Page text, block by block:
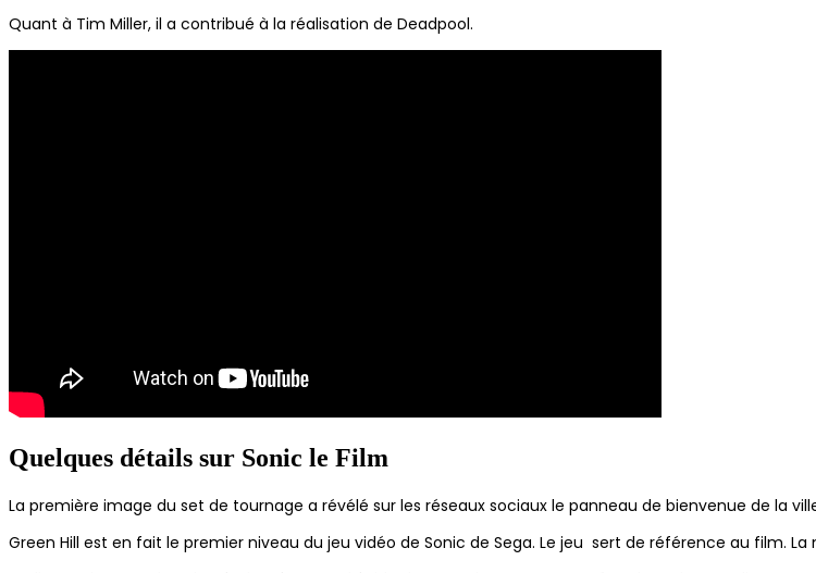
Quant à Tim Miller, il a contribué à la réalisation de Deadpool.
Quelques détails sur Sonic le Film
La première image du set de tournage a révélé sur les réseaux sociaux le panneau de bienvenue de la
Green Hill est en fait le premier niveau du jeu vidéo de Sonic de Sega. Le jeu sert de référence au film.